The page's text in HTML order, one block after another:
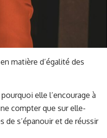
matière d’égalité des
elle l’encourage à
compter que sur elle-
de s’épanouir et de réussir